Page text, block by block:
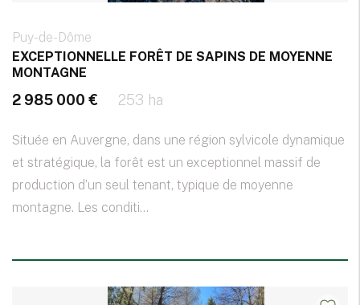
Puy-de-Dôme
EXCEPTIONNELLE FORÊT DE SAPINS DE MOYENNE
MONTAGNE
2 985 000 € 253 ha
Située en Auvergne, dans une région sylvicole dynamique
et stratégique, la forêt est un exceptionnel massif de
production d’un seul tenant, typique de moyenne
montagne. Les conditi...